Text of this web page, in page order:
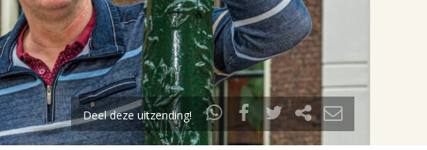
Deel deze uitzending!